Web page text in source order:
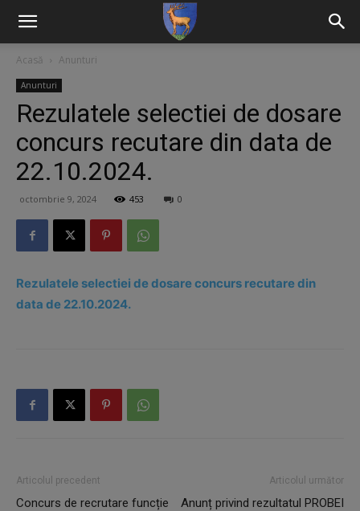
Acasă Anunturi
Anunturi
Rezulatele selectiei de dosare
concurs recutare din data de
22.10.2024.
octombrie 9, 2024 453 0
Rezulatele selectiei de dosare concurs recutare din
data de 22.10.2024.
Articolul precedent
Concurs de recrutare funcție
Articolul următor
Anunț privind rezultatul PROBEI